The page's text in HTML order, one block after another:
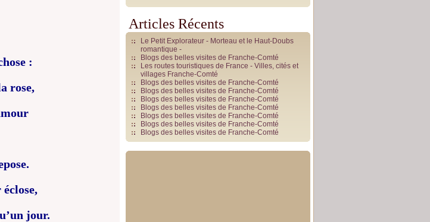
:
rose,
jour.
Articles Récents
Le Petit Explorateur - Morteau et le Haut-Doubs
romantique -
Blogs des belles visites de Franche-Comté
Les routes touristiques de France - Villes, cités et
villages Franche-Comté
Blogs des belles visites de Franche-Comté
Blogs des belles visites de Franche-Comté
Blogs des belles visites de Franche-Comté
Blogs des belles visites de Franche-Comté
Blogs des belles visites de Franche-Comté
Blogs des belles visites de Franche-Comté
Blogs des belles visites de Franche-Comté